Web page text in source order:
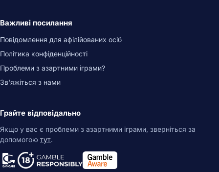
Важливі посилання
Повідомлення для афілійованих осіб
Політика конфіденційності
Проблеми з азартними іграми?
Зв'яжіться з нами
Грайте відповідально
Якщо у вас є проблеми з азартними іграми, зверніться за
допомогою тут.